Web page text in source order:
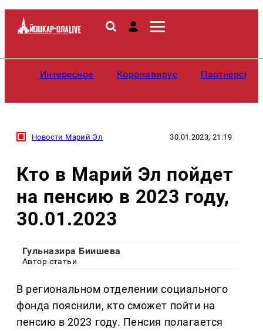
Интересное Коронавирус
Новости Марий Эл 30.01.2023, 21:19
Кто в Марий Эл пойдет
на пенсию в 2023 году,
30.01.2023
Гульназира Биишева
Автор статьи
В региональном отделении социального
фонда пояснили, кто сможет пойти на
пенсию в 2023 году. Пенсия полагается